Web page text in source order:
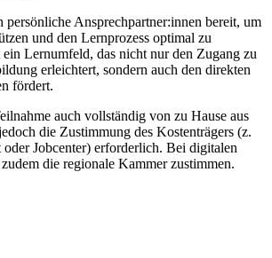
persönliche Ansprechpartner:innen bereit, um
und den Lernprozess optimal zu
ein Lernumfeld, das nicht nur den Zugang zu
erleichtert, sondern auch den direkten
fördert.
auch vollständig von zu Hause aus
die Zustimmung des Kostenträgers (z.
Jobcenter) erforderlich. Bei digitalen
die regionale Kammer zustimmen.